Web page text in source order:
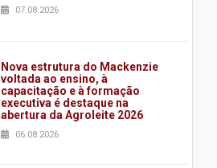
07.08.2026
Nova estrutura do Mackenzie
voltada ao ensino, à
capacitação e à formação
executiva é destaque na
abertura da Agroleite 2026
06.08.2026